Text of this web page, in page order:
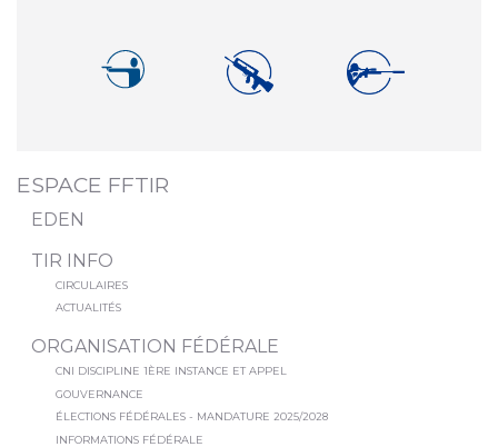
ESPACE FFTIR
EDEN
TIR INFO
CIRCULAIRES
ACTUALITÉS
ORGANISATION FÉDÉRALE
CNI DISCIPLINE 1ÈRE INSTANCE ET APPEL
GOUVERNANCE
ÉLECTIONS FÉDÉRALES - MANDATURE 2025/2028
INFORMATIONS FÉDÉRALE